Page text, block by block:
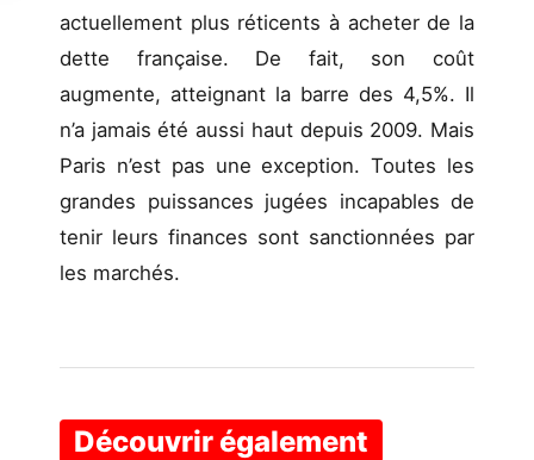
actuellement plus réticents à acheter de la
dette française. De fait, son coût
augmente, atteignant la barre des 4,5%. Il
n’a jamais été aussi haut depuis 2009. Mais
Paris n’est pas une exception. Toutes les
grandes puissances jugées incapables de
tenir leurs finances sont sanctionnées par
les marchés.
Découvrir également